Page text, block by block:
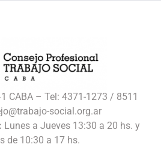
CABA – Tel: 4371-1273 / 8511
social.org.ar
Lunes a Jueves 13:30 a 20 hs. y
de 10:30 a 17 hs.